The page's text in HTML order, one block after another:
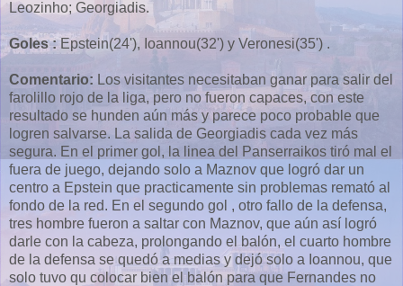
Leozinho; Georgiadis.
Goles :Epstein(24'), Ioannou(32') y Veronesi(35') .
Comentario: Los visitantes necesitaban ganar para salir del
farolillo rojo de la liga, pero no fueron capaces, con este
resultado se hunden aún más y parece poco probable que
logren salvarse. La salida de Georgiadis cada vez más
segura. En el primer gol, la linea del Panserraikos tiró mal el
fuera de juego, dejando solo a Maznov que logró dar un
centro a Epstein que practicamente sin problemas remató al
fondo de la red. En el segundo gol , otro fallo de la defensa,
tres hombre fueron a saltar con Maznov, que aún así logró
darle con la cabeza, prolongando el balón, el cuarto hombre
de la defensa se quedó a medias y dejó solo a Ioannou, que
solo tuvo qu colocar bien el balón para que Fernandes no